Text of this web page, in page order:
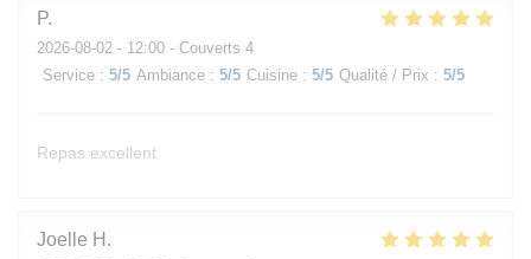
P
2026-08-02 - 12:00 - Couverts 4
Service : 5/5 Ambiance : 5/5 Cuisine : 5/5 Qualité / Prix : 5/5
Repas excellent
Joelle H